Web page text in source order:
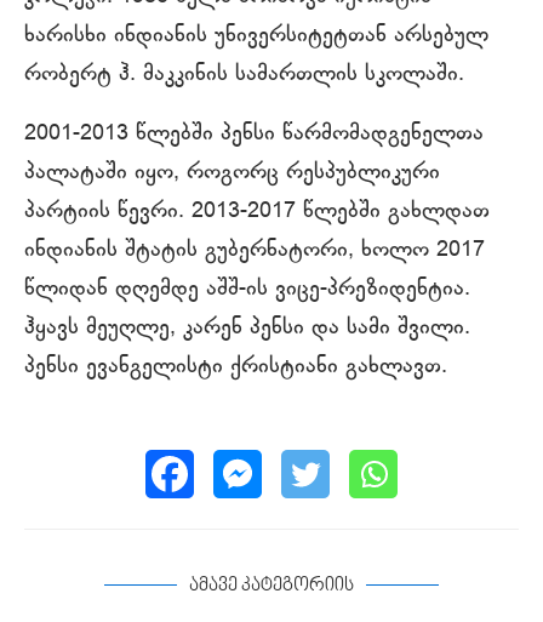
ხარისხი ინდიანის უნივერსიტეტთან არსებულ
რობერტ ჰ. მაკკინის სამართლის სკოლაში.
2001-2013 წლებში პენსი წარმომადგენელთა
პალატაში იყო, როგორც რესპუბლიკური
პარტიის წევრი. 2013-2017 წლებში გახლდათ
ინდიანის შტატის გუბერნატორი, ხოლო 2017
წლიდან დღემდე აშშ-ის ვიცე-პრეზიდენტია.
ჰყავს მეუღლე, კარენ პენსი და სამი შვილი.
პენსი ევანგელისტი ქრისტიანი გახლავთ.
ამავე კატეგორიის